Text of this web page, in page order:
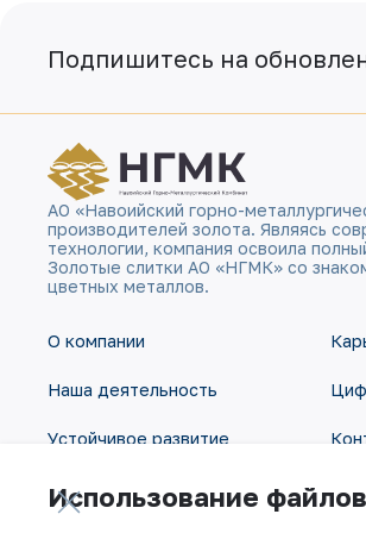
Подпишитесь на
АО «Навоийский горно-
производителей золота. Являясь
технологии, компания освоила
Золотые слитки АО «НГМК» со
цветных металлов.
О компании
Наша деятельность
Устойчивое развитие
Инвесторам
Использование